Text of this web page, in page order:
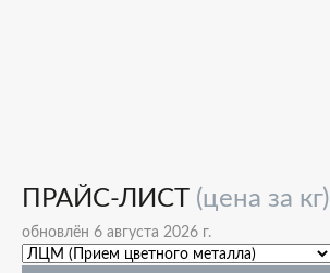
ПРАЙС-ЛИСТ (цена за кг)
обновлён 6 августа 2026 г.